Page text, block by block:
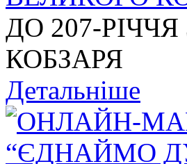
ДО 207-
КОБЗАРЯ
Детальніше